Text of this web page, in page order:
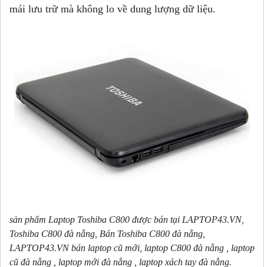
mái lưu trữ mà không lo về dung lượng dữ liệu.
sản phẩm Laptop Toshiba C800 được bán tại LAPTOP43.VN,
Toshiba C800 đà nẵng, Bán Toshiba C800 đà nẵng,
LAPTOP43.VN bán laptop cũ mới, laptop C800 đà nẵng , laptop
cũ đà nẵng , laptop mới đà nẵng , laptop xách tay đà nẵng.